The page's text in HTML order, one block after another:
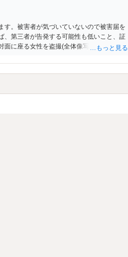
す。被害者が気づいていないので被害届を
、第三者が告発する可能性も低いこと、証
に座る女性を盗撮(全体像写真1枚と5秒程
スが私の弁護経験では多くなった印象です
ることもあります）。2度としないことを